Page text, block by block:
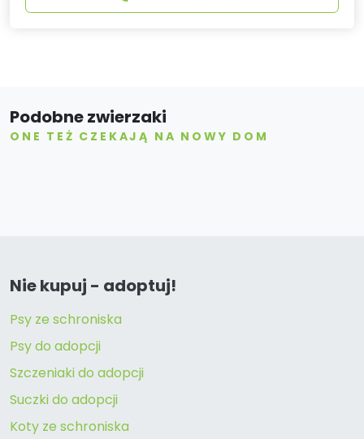
Podobne zwierzaki
ONE TEŻ CZEKAJĄ NA NOWY DOM
Nie kupuj - adoptuj!
Psy ze schroniska
Psy do adopcji
Szczeniaki do adopcji
Suczki do adopcji
Koty ze schroniska